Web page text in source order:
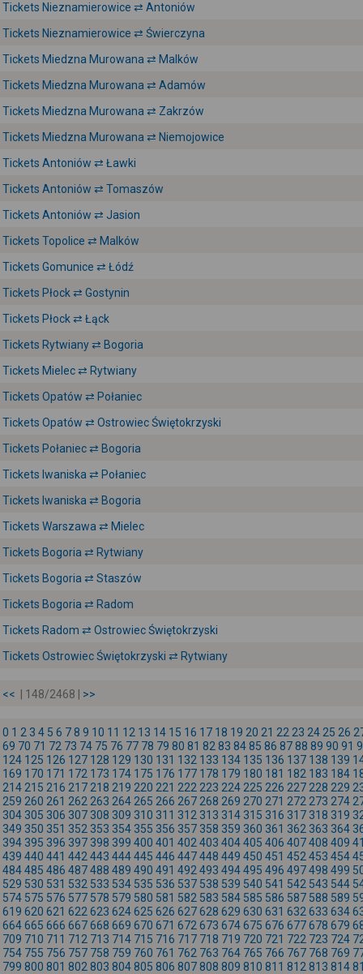
Tickets Nieznamierowice ⇄ Antoniów
Tickets Nieznamierowice ⇄ Świerczyna
Tickets Miedzna Murowana ⇄ Malków
Tickets Miedzna Murowana ⇄ Adamów
Tickets Miedzna Murowana ⇄ Zakrzów
Tickets Miedzna Murowana ⇄ Niemojowice
Tickets Antoniów ⇄ Ławki
Tickets Antoniów ⇄ Tomaszów
Tickets Antoniów ⇄ Jasion
Tickets Topolice ⇄ Malków
Tickets Gomunice ⇄ Łódź
Tickets Płock ⇄ Gostynin
Tickets Płock ⇄ Łąck
Tickets Rytwiany ⇄ Bogoria
Tickets Mielec ⇄ Rytwiany
Tickets Opatów ⇄ Połaniec
Tickets Opatów ⇄ Ostrowiec Świętokrzyski
Tickets Połaniec ⇄ Bogoria
Tickets Iwaniska ⇄ Połaniec
Tickets Iwaniska ⇄ Bogoria
Tickets Warszawa ⇄ Mielec
Tickets Bogoria ⇄ Rytwiany
Tickets Bogoria ⇄ Staszów
Tickets Bogoria ⇄ Radom
Tickets Radom ⇄ Ostrowiec Świętokrzyski
Tickets Ostrowiec Świętokrzyski ⇄ Rytwiany
<< | 148/2468 | >>
0 1 2 3 4 5 6 78 9 10 11 12 13 14 15 16 17 18 19 20 21 22 23 24 25 26
69 70 71 72 73 74 75 76 77 78 79 80 81 82 83 8485 86 8788 89 90 91
124 125 126 127 128 129 130 131 132 133 134 135 136 137 138 139
169 170 171 172 173 174 175 176 177 178 179 180 181 182 183 184
214 215 216 217 218 219 220 221 222 223 224 225 226 227 228 229
259 260 261 262 263 264 265 266 267 268 269 270 271 272 273 274
304 305 306 307 308 309 310 311 312 313 314 315 316 317 318 319
349 350 351 352 353 354 355 356 357 358 359 360 361 362 363 364
394 395 396 397 398 399 400 401 402 403 404405 406 407408 409
439 440 441 442 443 444445 446 447448 449 450 451 452 453 454
484485 486 487488 489 490 491 492 493 494495 496 497498 499
529 530 531 532 533 534 535 536 537 538 539 540 541 542 543 544
574 575 576 577 578 579 580 581 582 583 584 585 586 587 588 589
619 620 621 622 623 624625 626 627628 629 630 631 632 633 634
664665 666 667668 669 670 671 672 673 674675 676 677678 679
709 710 711 712 713 714 715 716 717 718 719 720 721 722 723 724
754 755 756 757 758 759 760 761 762 763 764 765 766 767 768 769
799 800 801 802 803 804805 806 807808 809 810 811 812 813 814